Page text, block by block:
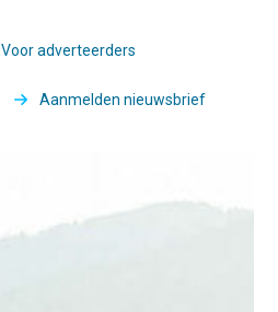
Voor adverteerders
Aanmelden nieuwsbrief